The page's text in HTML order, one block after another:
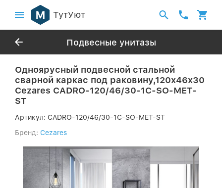
ТутУют
Подвесные унитазы
Одноярусный подвесной стальной
сварной каркас под раковину,120x46x30
Cezares CADRO-120/46/30-1C-SO-MET-
ST
Артикул: CADRO-120/46/30-1C-SO-MET-ST
Бренд: Cezares